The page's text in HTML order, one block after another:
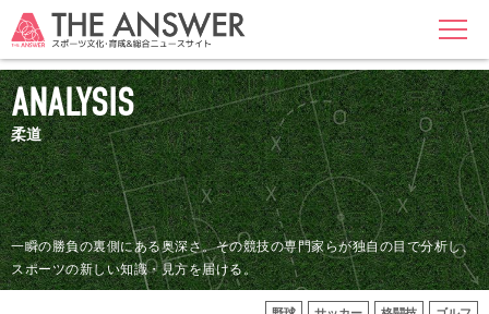
MENU
ANALYSIS
柔道
一瞬の勝負の裏側にある奥深さ。その競技の専門家らが独自の目で分析し、
スポーツの新しい知識・見方を届ける。